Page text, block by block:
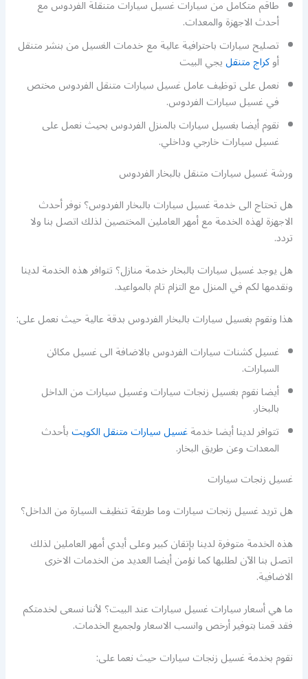
طاقم متكامل من سيارات غسيل سيارات متنقلة الفردوس مع
أحدث الاجهزة والمعدات.
تصليح سيارات باحترافية عالية مع خدمات الغسيل من بنشر متنقل
أوكراج متنقليجي البيت
نعمل على توظيف عامل غسيل سيارات متنقل الفردوس مختص
في غسيل سيارات الفردوس.
نقوم أيضا بغسيل سيارات بالمنزل الفردوس بحيث نعمل على
غسيل سيارات خارجي وداخلي.
ورشة غسيل سيارات متنقل بالبخار الفردوس
هل تحتاج الى خدمة غسيل سيارات بالبخار الفردوس؟ نوفر أحدث
الاجهزة لهذه الخدمة مع أمهر العاملين المختصين لذلك اتصل بنا ولا
تردد.
هل يوجد غسيل سيارات بالبخار خدمة منازل؟ تتوافر هذه الخدمة لدينا
ونقدمها لكم في المنزل مع التزام تام بالمواعيد.
هذا ونقوم بغسيل سيارات بالبخار الفردوس بدقة عالية حيث نعمل على:
غسيل كشنات سيارات الفردوس بالاضافة الى غسيل مكائن
السيارات.
أيضا نقوم بغسيل زنجات سيارات وغسيل سيارات من الداخل
بالبخار.
تتوافر لدينا أيضا خدمةغسيل سيارات متنقل الكويتبأحدث
المعدات وعن طريق البخار.
غسيل زنجات سيارات
هل تريد غسيل زنجات سيارات وما طريقة تنظيف السيارة من الداخل؟
هذه الخدمة متوفرة لدينا بإتقان كبير وعلى أيدي أمهر العاملين لذلك
اتصل بنا الآن لطلبها كما نؤمن أيضا العديد من الخدمات الاخرى
الاضافية.
ما هي أسعار سيارات غسيل سيارات عند البيت؟ لأننا نسعى لخدمتكم
فقد قمنا بتوفير أرخص وانسب الاسعار ولجميع الخدمات.
نقوم بخدمة غسيل زنجات سيارات حيث نعما على: